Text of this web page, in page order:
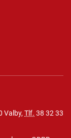
Valby, Tlf. 38 32 33